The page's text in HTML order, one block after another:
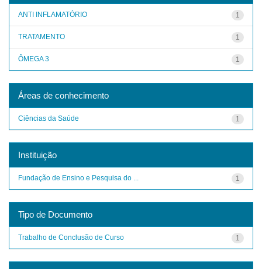
1
ANTI INFLAMATÓRIO
1
TRATAMENTO
1
ÔMEGA 3
Áreas de conhecimento
1
Ciências da Saúde
Instituição
1
Fundação de Ensino e Pesquisa do ...
Tipo de Documento
1
Trabalho de Conclusão de Curso